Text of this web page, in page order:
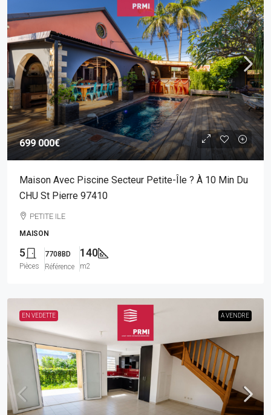
699 000€
Maison Avec Piscine Secteur Petite-Île ? À 10 Min Du
CHU St Pierre 97410
PETITE ILE
MAISON
5
Pièces
7708BD
Référence
140
m2
EN VEDETTE A VENDRE